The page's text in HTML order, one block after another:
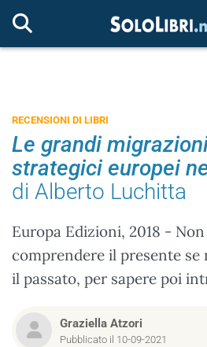
RECENSIONI DI LIBRI
Le grandi
strategici europei
di Alberto Luchitta
Europa Edizioni, 2018 -
comprendere il presente
il passato, per sapere poi
Graziella Atzori
Pubblicato il 10-09-2021